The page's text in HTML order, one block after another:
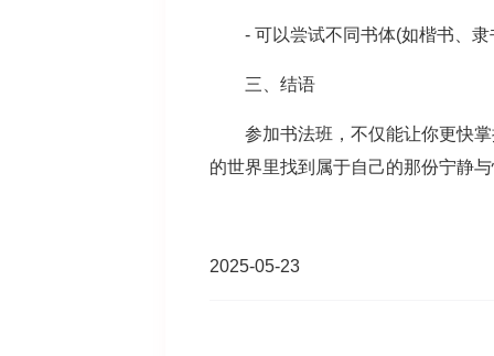
- 可以尝试不同书体(如楷书、隶
三、结语
参加书法班，不仅能让你更快掌
的世界里找到属于自己的那份宁静
2025-05-23